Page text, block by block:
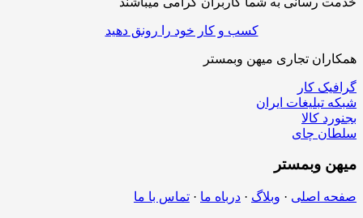
کسب و کار خود را رونق دهید
همکاران تجاری میهن وبمستر
گرافیک کار
شبکه تبلیغات ایران
بجنورد کالا
سلطان چای
میهن وبمستر
صفحه اصلی · وبلاگ · درباه ما · تماس با ما